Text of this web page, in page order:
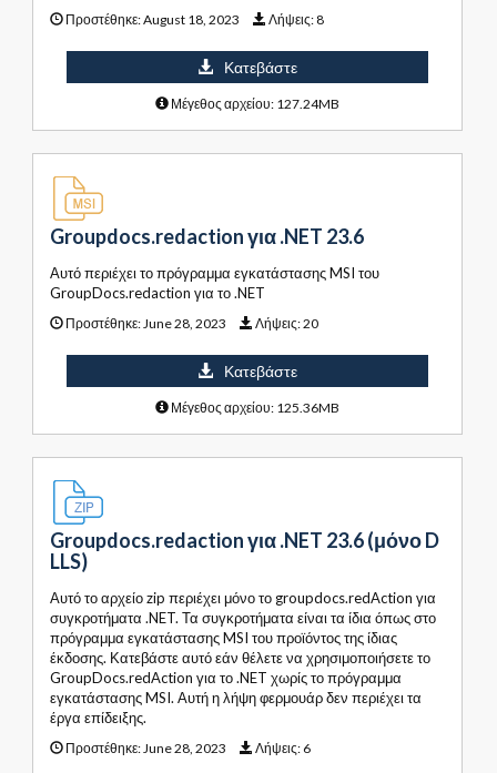
Προστέθηκε:August 18, 2023 Λήψεις:8
Κατεβάστε
Μέγεθος αρχείου: 127.24MB
Groupdocs.redaction για .NET 23.6
Αυτό περιέχει το πρόγραμμα εγκατάστασης MSI του
GroupDocs.redaction για το .NET
Προστέθηκε: June 28, 2023 Λήψεις:20
Κατεβάστε
Μέγεθος αρχείου: 125.36MB
Groupdocs.redaction για .NET 23.6 (μόνο D
LLS)
Αυτό το αρχείο zip περιέχει μόνο το groupdocs.redAction για
συγκροτήματα .NET. Τα συγκροτήματα είναι τα ίδια όπως στο
πρόγραμμα εγκατάστασης MSI του προϊόντος της ίδιας
έκδοσης. Κατεβάστε αυτό εάν θέλετε να χρησιμοποιήσετε το
GroupDocs.redAction για το .NET χωρίς το πρόγραμμα
εγκατάστασης MSI. Αυτή η λήψη φερμουάρ δεν περιέχει τα
έργα επίδειξης.
Προστέθηκε: June 28, 2023 Λήψεις: 6